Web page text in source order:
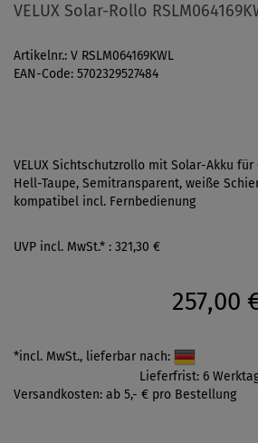
VELUX Solar-Rollo
Artikelnr.: V RSLM064169KWL
EAN-Code: 5702329527484
VELUX Sichtschutzrollo mit Solar-Akku für
Hell-Taupe, Semitransparent, weiße
kompatibel incl. Fernbedienung
UVP incl. MwSt.* : 321,30 €
257,00
*incl. MwSt., lieferbar nach:
Lieferfrist: 6
Versandkosten: ab 5,- € pro Bestellung